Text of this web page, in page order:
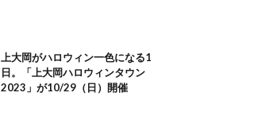
上大岡がハロウィン一色になる1
日。「上大岡ハロウィンタウン
2023」が10/29（日）開催